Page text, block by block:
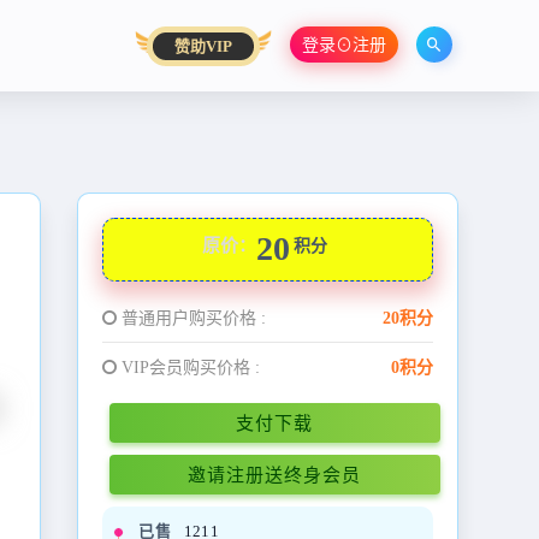
赞助VIP 登录⊙注册
原价： 20 积分
普通用户购买价格 : 20积分
VIP会员购买价格 : 0积分
支付下载
邀请注册送终身会员
已售 1211